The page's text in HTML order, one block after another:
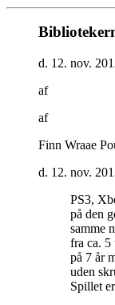
d. 12. nov.
af
af
Finn Wraae
d. 12. nov.
PS3,
på den
samme
fra ca. 5
på 7 år
uden
Spillet